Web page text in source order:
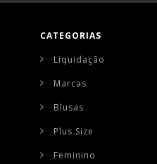
CATEGORIAS
Liquidação
Marcas
Blusas
Plus Size
Feminino